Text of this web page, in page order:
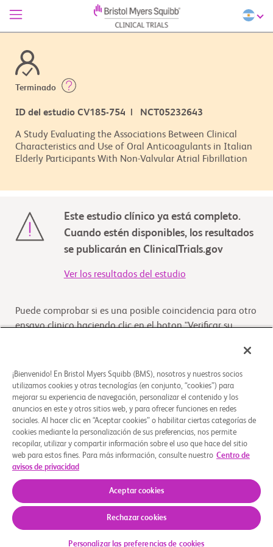
Terminado
ID del estudio CV185-754 | NCT05232643
A Study Evaluating the Associations Between Clinical
Characteristics and Use of Oral Anticoagulants in Italian
Elderly Participants With Non-Valvular Atrial Fibrillation
Este estudio clínico ya está completo.
Cuando estén disponibles, los resultados
se publicarán en ClinicalTrials.gov
Ver los resultados del estudio
Puede comprobar si es una posible coincidencia para otro
ensayo clinico haciendo clic en el boton "Verificar su
Verifique su elegibilidad
Descripción general
The purpose of this study is to provide real-world data
useful to address the factors associated to the
Aviso legal Política de privacidad
© 2026 Bristol-Myers Squibb Company
¡Bienvenido! En Bristol Myers Squibb (BMS), nosotros y nuestros socios
utilizamos cookies y otras tecnologías (en conjunto, “cookies”) para
mejorar su experiencia de navegación, personalizar el contenido y los
anuncios en este y otros sitios web, y para ofrecer funciones en redes
sociales. Al hacer clic en “Aceptar cookies” o habilitar ciertas categorías de
cookies mediante la personalización de sus preferencias, nos permite
recopilar, utilizar y compartir información sobre el uso que hace del sitio
web para estos fines. Para más información, consulte nuestro Centro de
avisos de privacidad
Aceptar cookies
Rechazar cookies
Personalizar las preferencias de cookies